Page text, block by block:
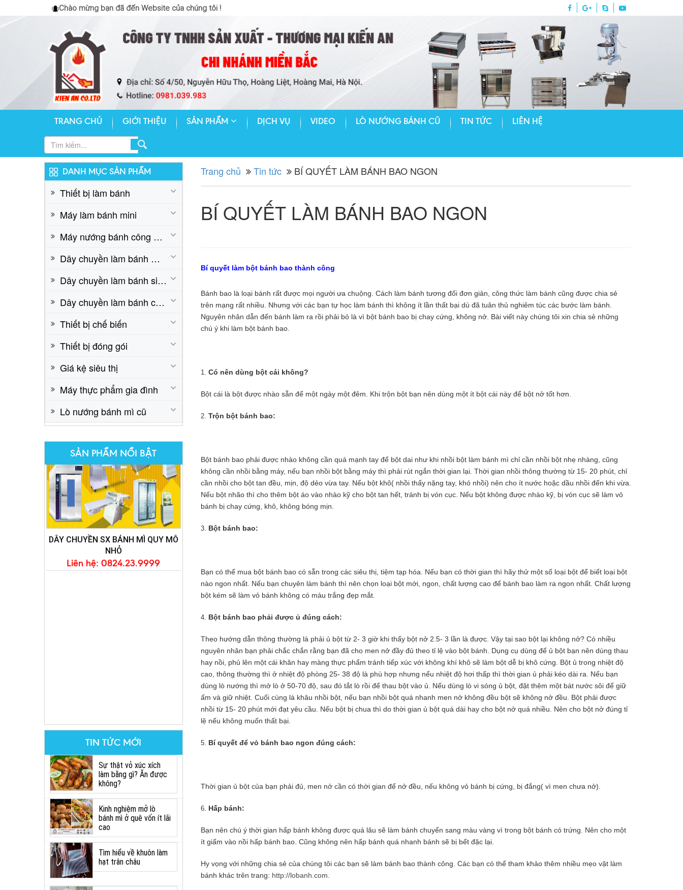
Chào mừng bạn đã đến Website của chúng tôi !
TRANG CHỦ GIỚI THIỆU SẢN PHẨM DỊCH VỤ VIDEO LÒ NƯỚNG BÁNH CŨ TIN TỨC LIÊN HỆ
DANH MỤC SẢN PHẨM
Thiết bị làm bánh
Máy làm bánh mini
Máy nướng bánh công nghiệp
Dây chuyền làm bánh mì cơ bản
Dây chuyền làm bánh sinh nhật cơ bản
Dây chuyền làm bánh công nghiệp
Thiết bị chế biến
Thiết bị đóng gói
Giá kệ siêu thị
Máy thực phẩm gia đình
Lò nướng bánh mì cũ
SẢN PHẨM NỔI BẬT
Liên hệ: 0824.23.9999
LÒ XOAY 16 KHAY
Liên hệ: 0824.23.9999
Liên hệ: 0824.23.9999
MÁY VÊ BỘT 4 LÔ 2 BĂNG TẢI
Liên hệ: 0824.23.9999
DÂY CHUYỀN SX BÁNH MÌ QUY MÔ
NHỎ
Liên hệ: 0824.23.9999
TIN TỨC MỚI
Sự thật vỏ xúc xích
làm bằng gì? Ăn được
không?
Kinh nghiệm mở lò
bánh mì ở quê vốn ít lãi
cao
Tìm hiểu về khuôn làm
hạt trân châu
Trang chủ Tin tức BÍ QUYẾT LÀM BÁNH BAO NGON
BÍ QUYẾT LÀM BÁNH BAO NGON
Bí quyết làm bột bánh bao thành công
Bánh bao là loại bánh rất được mọi người ưa chuộng. Cách làm bánh tương đối đơn giản, công thức làm bánh cũng được chia sẻ
trên mạng rất nhiều. Nhưng với các bạn tự học làm bánh thì không ít lần thất bại dù đã tuân thủ nghiêm túc các bước làm bánh.
Nguyên nhân dẫn đến bánh làm ra rồi phải bỏ là vì bột bánh bao bị chay cứng, không nở. Bài viết này chúng tôi xin chia sẻ những
chú ý khi làm bột bánh bao.
Có nên dùng bột cái không?
Bột cái là bột được nhào sẵn để một ngày một đêm. Khi trộn bột bạn nên dùng một ít bột cái này để bột nở tốt hơn.
Trộn bột bánh bao:
Bột bánh bao phải được nhào không cần quá mạnh tay để bột dai như khi nhồi bột làm bánh mì chỉ cần nhồi bột nhẹ nhàng, cũng
không cần nhồi bằng máy, nếu bạn nhồi bột bằng máy thì phải rút ngắn thời gian lại. Thời gian nhồi thông thường từ 15- 20 phút, chỉ
cần nhồi cho bột tan đều, mịn, độ dẻo vừa tay. Nếu bột khô( nhồi thấy nặng tay, khó nhồi) nên cho ít nước hoặc dầu nhồi đến khi vừa.
Nếu bột nhão thì cho thêm bột áo vào nhào kỹ cho bột tan hết, tránh bị vón cục. Nếu bột không được nhào kỹ, bị vón cục sẽ làm vỏ
bánh bị chay cứng, khô, không bóng mịn.
Bột bánh bao:
Bạn có thể mua bột bánh bao có sẵn trong các siêu thị, tiệm tạp hóa. Nếu bạn có thời gian thì hãy thử một số loại bột để biết loại bột
nào ngon nhất. Nếu bạn chuyên làm bánh thì nên chọn loại bột mới, ngon, chất lượng cao để bánh bao làm ra ngon nhất. Chất lượng
bột kém sẽ làm vỏ bánh không có màu trắng đẹp mắt.
Bột bánh bao phải được ủ đúng cách:
Theo hướng dẫn thông thường là phải ủ bột từ 2- 3 giờ khi thấy bột nở 2.5- 3 lần là được. Vậy tại sao bột lại không nở? Có nhiều
nguyên nhân bạn phải chắc chắn rằng bạn đã cho men nở đầy đủ theo tỉ lệ vào bột bánh. Dụng cụ dùng để ủ bột bạn nên dùng thau
hay nồi, phủ lên một cái khăn hay màng thực phẩm tránh tiếp xúc với không khí khô sẽ làm bột dễ bị khô cứng. Bột ủ trong nhiệt độ
cao, thông thường thì ở nhiệt độ phòng 25- 38 độ là phù hợp nhưng nếu nhiệt độ hơi thấp thì thời gian ủ phải kéo dài ra. Nếu bạn
dùng lò nướng thì mở lò ở 50-70 độ, sau đó tắt lò rồi để thau bột vào ủ. Nếu dùng lò vi sóng ủ bột, đặt thêm một bát nước sôi để giữ
ấm và giữ nhiệt. Cuối cùng là khâu nhồi bột, nếu bạn nhồi bột quá nhanh men nở không đều bột sẽ không nở đều. Bột phải được
nhồi từ 15- 20 phút mới đạt yêu cầu. Nếu bột bị chua thì do thời gian ủ bột quá dài hay cho bột nở quá nhiều. Nên cho bột nở đúng tỉ
lệ nếu không muốn thất bại.
Bí quyết để vỏ bánh bao ngon đúng cách:
Thời gian ủ bột của bạn phải đủ, men nở cần có thời gian để nở đều, nếu không vỏ bánh bị cứng, bị đắng( vì men chưa nở).
Hấp bánh:
Bạn nên chú ý thời gian hấp bánh không được quá lâu sẽ làm bánh chuyển sang màu vàng vì trong bột bánh có trứng. Nên cho một
ít giấm vào nồi hấp bánh bao. Cũng không nên hấp bánh quá nhanh bánh sẽ bị bết đặc lại.
Hy vọng với những chia sẻ của chúng tôi các bạn sẽ làm bánh bao thành công. Các bạn có thể tham khảo thêm nhiều mẹo vặt làm
bánh khác trên trang: http://lobanh.com